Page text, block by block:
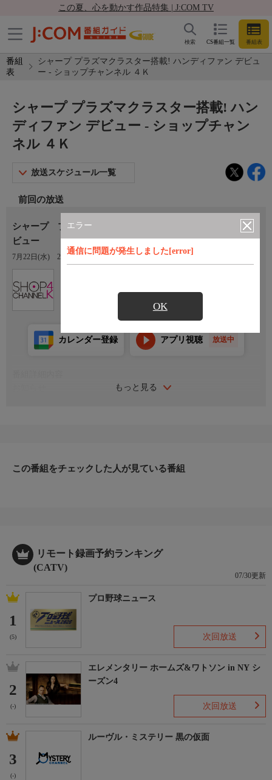
この夏、心を動かす作品特集 | J:COM TV
CS番組一覧 番組表
検索
番組
表
シャープ プラズマクラスター搭載! ハンディファン デビュ
ー - ショップチャンネル ４Ｋ
エラー
通信に問題が発生しました[error]
OK
シャープ プラズマクラスター搭載! ハン
ディファン デビュー - ショップチャン
ネル ４Ｋ
放送スケジュール一覧
前回の放送
シャープ プラズマクラスター搭載！ ハンディファン デ
ビュー
7月22日(水) 23:00〜00:00
もっと見る
カレンダー登録 アプリ視聴 放送中
ファッション、ビューティー、ホームグッズ、グルメなど、バイ
ＨＰ：https://www.shopch.jp
この番組をチェックした人が見ている番組
リモート録画予約ランキング
(CATV)
07/30更新
1
(5)
プロ野球ニュース
次回放送
2
(-)
エレメンタリー ホームズ&ワトソン in NY シ
ーズン4
次回放送
3
(-)
ルーヴル・ミステリー 黒の仮面